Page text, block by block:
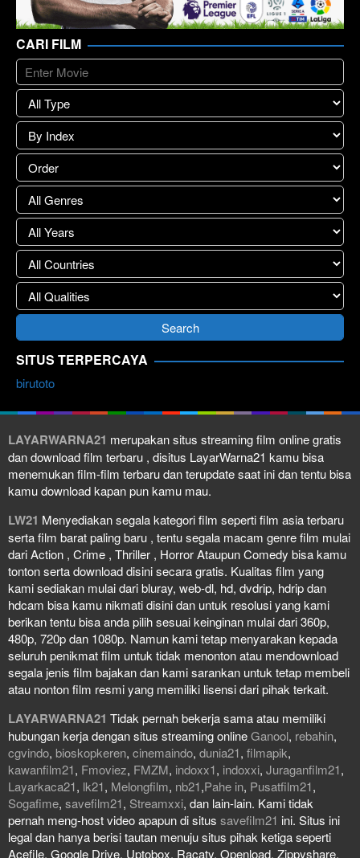
CARI FILM
SITUS TERPERCAYA
birutoto
LAYARWARNA21 merupakan situs streaming film online gratis
dan download film terbaru , disitus LayarWarna21 kamu bisa
menemukan film-film terbaru dan terupdate saat ini dan tentu bisa
kamu download kapan pun kamu mau.
LW21 Menyediakan segala kategori film seperti film asia terbaru
serta film barat paling baru , tentu segala macam genre film mulai
dari Action , Crime , Thriller , Horror Ataupun Comedy bisa kamu
tonton serta download disini secara gratis. Kualitas film yang
kami sediakan mulai dari bluray, web-dl, hd, dvdrip, hdrip dan
hdcam bisa kamu nikmati disini dan untuk resolusi yang kami
berikan tentu bisa anda pilih sesuai keinginan mulai dari 360p,
480p, 720p dan 1080p. Namun kami tetap menyarakan kepada
seluruh penikmat film untuk tidak menonton atau mendownload
segala jenis film bajakan dan kami sarankan untuk tetap membeli
atau nonton film resmi yang memiliki lisensi dari pihak terkait.
LAYARWARNA21 Tidak pernah bekerja sama atau memiliki
hubungan kerja dengan situs streaming onlineGanool, rebahin,
cgvindo, bioskopkeren, cinemaindo, dunia21, filmapik,
kawanfilm21, Fmoviez, FMZM, indoxx1, indoxxi, Juraganfilm21,
Layarkaca21, lk21, Melongfilm, nb21,Pahe in, Pusatfilm21,
Sogafime, savefilm21, Streamxxi, dan lain-lain. Kami tidak
pernah meng-host video apapun di situs savefilm21 ini. Situs ini
legal dan hanya berisi tautan menuju situs pihak ketiga seperti
Acefile, Google Drive, Uptobox, Racaty, Openload, Zippyshare,